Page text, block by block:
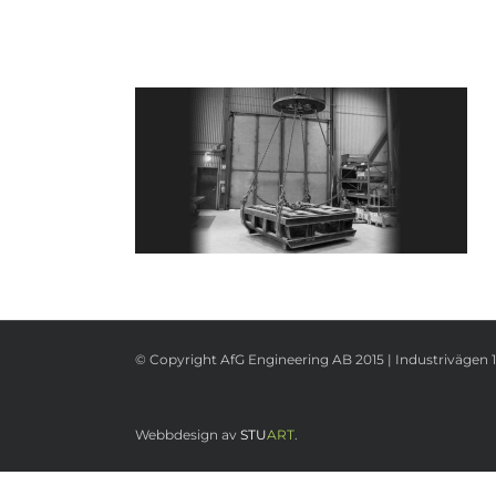
© Copyright AfG Engineering AB 2015 | Industrivägen
Webbdesign av STUART.